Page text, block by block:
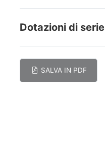
Dotazioni di serie
SALVA IN PDF